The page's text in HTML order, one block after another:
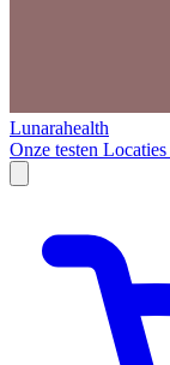
Lunarahealth
Onze testen Locaties